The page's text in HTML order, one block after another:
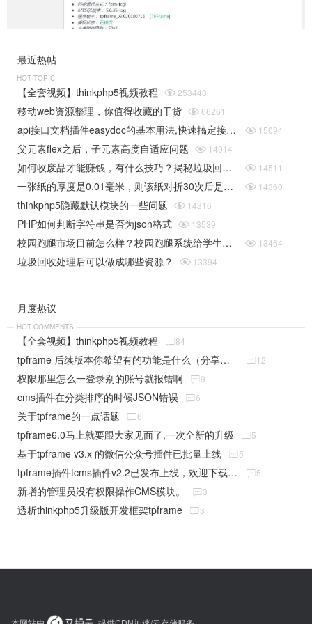
最近热帖
HOT TOPIC
【全套视频】thinkphp5视频教程  253443
移动web资源整理，你值得收藏的干货  66261
api接口文档插件easydoc的基本用法,快速搞定接口文档  15094
父元素flex之后，子元素高度自适应问题  14914
如何收废品才能赚钱，有什么技巧？揭秘垃圾回收行业的一些规则  14511
一张纸的厚度是0.01毫米，则该纸对折30次后是多厚（据说超过珠穆朗玛峰的高度）php实现  14360
thinkphp5隐藏默认模块的一些问题  14316
PHP如何判断字符串是否为json格式  13539
校园跑腿市场目前怎么样？校园跑腿系统给学生带来了哪些便捷？  13464
垃圾回收处理后可以做成哪些资源？  13394
月度热议
HOT COMMENTS
【全套视频】thinkphp5视频教程 84
tpframe 后续版本你希望有的功能是什么（分享贴） 12
权限那里怎么一登录别的账号就报错啊 9
cms插件在分类排序的时候JSON错误 6
关于tpframe的一点话题 6
tpframe6.0马上就要跟大家见面了,一次全新的升级 5
基于tpframe v3.x 的微信公众号插件已批量上线 5
tpframe插件tcms插件v2.2已发布上线，欢迎下载使用 5
新增的管理员没有权限操作CMS模块。 3
透析thinkphp5升级版开发框架tpframe 3